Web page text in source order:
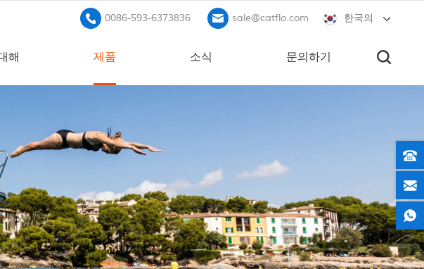
한국의
0086-593-6373836 sale@catflo.com
해 제품 소식 문의하기